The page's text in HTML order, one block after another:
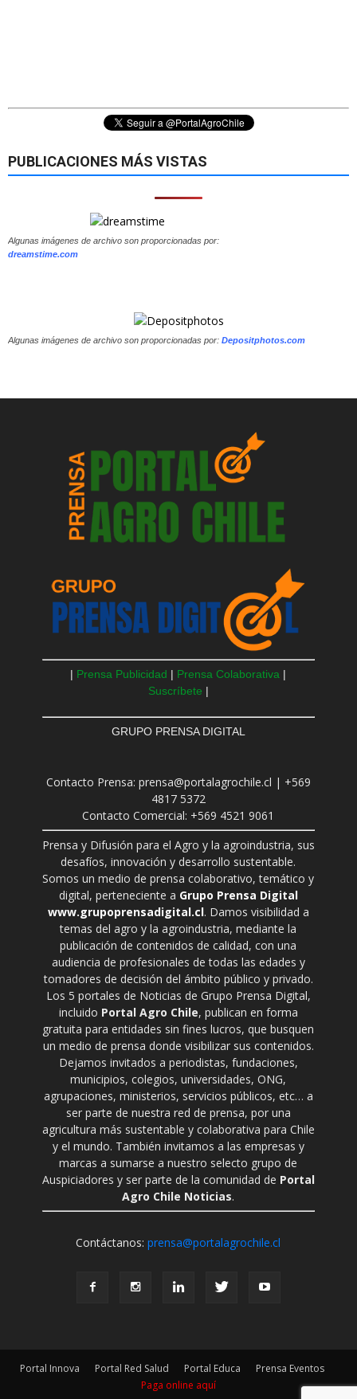
PUBLICACIONES MÁS VISTAS
Algunas imágenes de archivo son proporcionadas por:
dreamstime.com
Algunas imágenes de archivo son proporcionadas por: Depositphotos.com
| Prensa Publicidad | Prensa Colaborativa |
Suscríbete |
GRUPO PRENSA DIGITAL
Contacto Prensa: prensa@portalagrochile.cl | +569
4817 5372
Contacto Comercial: +569 4521 9061
Prensa y Difusión para el Agro y la agroindustria, sus
desafíos, innovación y desarrollo sustentable.
Somos un medio de prensa colaborativo, temático y
digital, perteneciente a Grupo Prensa Digital
www.grupoprensadigital.cl. Damos visibilidad a
temas del agro y la agroindustria, mediante la
publicación de contenidos de calidad, con una
audiencia de profesionales de todas las edades y
tomadores de decisión del ámbito público y privado.
Los 5 portales de Noticias de Grupo Prensa Digital,
incluido Portal Agro Chile, publican en forma
gratuita para entidades sin fines lucros, que busquen
un medio de prensa donde visibilizar sus contenidos.
Dejamos invitados a periodistas, fundaciones,
municipios, colegios, universidades, ONG,
agrupaciones, ministerios, servicios públicos, etc… a
ser parte de nuestra red de prensa, por una
agricultura más sustentable y colaborativa para Chile
y el mundo. También invitamos a las empresas y
marcas a sumarse a nuestro selecto grupo de
Auspiciadores y ser parte de la comunidad de Portal
Agro Chile Noticias.
Contáctanos:prensa@portalagrochile.cl
Portal Innova Portal Red Salud Portal Educa
Prensa Eventos
Paga online aquí